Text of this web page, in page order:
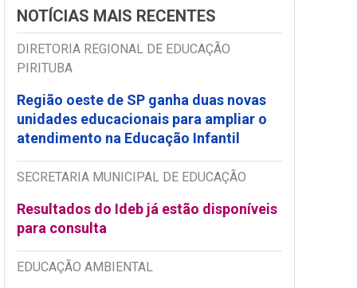
NOTÍCIAS MAIS RECENTES
DIRETORIA REGIONAL DE EDUCAÇÃO
PIRITUBA
Região oeste de SP ganha duas novas
unidades educacionais para ampliar o
atendimento na Educação Infantil
SECRETARIA MUNICIPAL DE EDUCAÇÃO
Resultados do Ideb já estão disponíveis
para consulta
EDUCAÇÃO AMBIENTAL